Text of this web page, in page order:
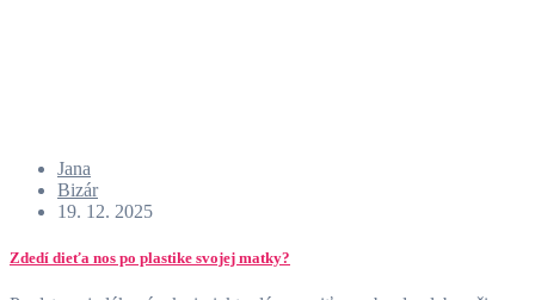
Jana
Bizár
19. 12. 2025
Zdedí dieťa nos po plastike svojej matky?